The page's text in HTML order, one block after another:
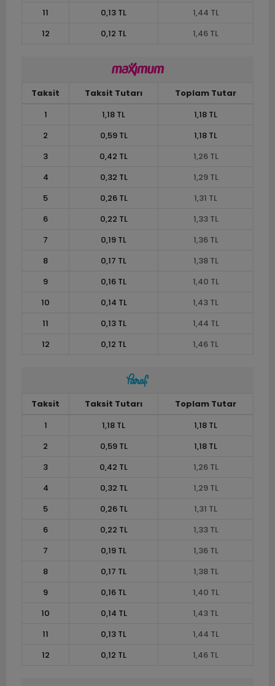
11 0,13 TL
1,44 TL
12
0,12 TL 1,46 TL
Taksit Taksit Tutarı
Toplam Tutar
1
1,18 TL
1,18 TL
2
0,59 TL
1,18 TL
3
0,42 TL
1,26 TL
4
0,32 TL
1,29 TL
5
0,26 TL
1,31 TL
6
0,22 TL
1,33 TL
7
0,19 TL
1,36 TL
8
0,17 TL
1,38 TL
9
0,16 TL
1,40 TL
10
0,14 TL
1,43 TL
11
0,13 TL
1,44 TL
12
0,12 TL 1,46 TL
Taksit Taksit Tutarı
Toplam Tutar
1
1,18 TL
1,18 TL
2
0,59 TL
1,18 TL
3
0,42 TL
1,26 TL
4
0,32 TL
1,29 TL
5
0,26 TL
1,31 TL
6
0,22 TL
1,33 TL
7
0,19 TL
1,36 TL
8
0,17 TL
1,38 TL
9
0,16 TL
1,40 TL
10
0,14 TL
1,43 TL
11
0,13 TL
1,44 TL
12
0,12 TL 1,46 TL